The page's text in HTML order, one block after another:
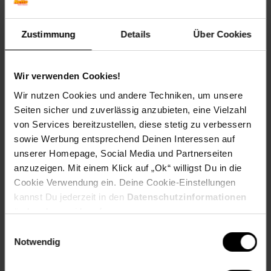
Zustimmung Details Über Cookies
Wir verwenden Cookies!
Wir nutzen Cookies und andere Techniken, um unsere
Seiten sicher und zuverlässig anzubieten, eine Vielzahl
von Services bereitzustellen, diese stetig zu verbessern
sowie Werbung entsprechend Deinen Interessen auf
unserer Homepage, Social Media und Partnerseiten
anzuzeigen. Mit einem Klick auf „Ok“ willigst Du in die
Cookie Verwendung ein. Deine Cookie-Einstellungen
kannst Du jederzeit in den Datenschutzinformationen
ändern bzw. widerrufen.
Notwendig
Technische Details
Innenmaße (LxBxH): ca. 106 x 34,5 x 13,5 cm
Würfelschaum (LxBxH): ca. 106,5 x 35 x 4,5 cm
Bodenschaum (LxBxH): ca. 105 x 34 x 4 cm
Schutzklasse: IP55
Temperaturbereich: -20 °C bis + 85 °C
Volumen: 48,5 l
Laufrollen Breite/Durchmesser: ca. 3 cm/3,5 cm
Belastbarkeit: 40 kg
Gewicht: 10,1 kg
Material: Polypropylen
Lieferumfang